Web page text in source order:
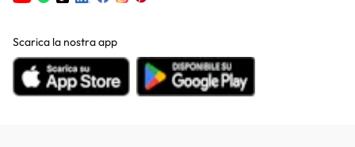
Scarica la nostra app